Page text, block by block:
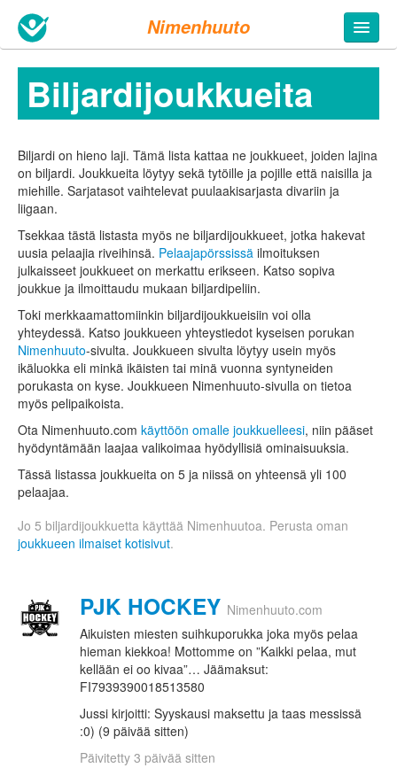
Nimenhuuto
Biljardi­joukkueita
Biljardi on hieno laji. Tämä lista kattaa ne joukkueet, joiden lajina
on biljardi. Joukkueita löytyy sekä tytöille ja pojille että naisilla ja
miehille. Sarjatasot vaihtelevat puulaakisarjasta divariin ja
liigaan.
Tsekkaa tästä listasta myös ne biljardi­joukkueet, jotka hakevat
uusia pelaajia riveihinsä. Pelaajapörssissä ilmoituksen
julkaisseet joukkueet on merkattu erikseen. Katso sopiva
joukkue ja ilmoittaudu mukaan biljardi­peliin.
Toki merkkaamattomiinkin biljardijoukkueisiin voi olla
yhteydessä. Katso joukkueen yhteystiedot kyseisen porukan
Nimenhuuto-sivulta. Joukkueen sivulta löytyy usein myös
ikäluokka eli minkä ikäisten tai minä vuonna syntyneiden
porukasta on kyse. Joukkueen Nimenhuuto-sivulla on tietoa
myös pelipaikoista.
Ota Nimenhuuto.com käyttöön omalle joukkuelleesi, niin pääset
hyödyntämään laajaa valikoimaa hyödyllisiä ominaisuuksia.
Tässä listassa joukkueita on 5 ja niissä on yhteensä yli 100
pelaajaa.
Jo 5 biljardijoukkuetta käyttää Nimenhuutoa. Perusta oman
joukkueen ilmaiset kotisivut.
PJK HOCKEY Nimenhuuto.com
Aikuisten miesten suihkuporukka joka myös pelaa
hieman kiekkoa! Mottomme on ”Kaikki pelaa, mut
kellään ei oo kivaa”… Jäämaksut:
FI7939390018513580
Jussi kirjoitti: Syyskausi maksettu ja taas messissä
:0) (9 päivää sitten)
Päivitetty 3 päivää sitten